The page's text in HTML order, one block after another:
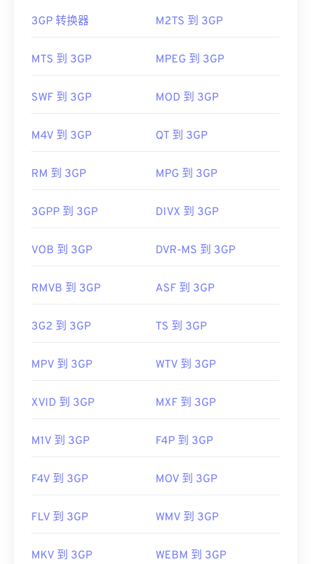
如何打开 3GP 文件？
然 3GP 是为移动设备设计的，但该文件格式在大多
Windows。
本 (Timed Text)
提供字幕和副标题。它不支持交互式
量，请将文件
为 MP4。
开发者：第三代合作伙伴计划（3GPP）
有用的链接：
3GP 转换器 M2TS 到 3GP
MTS 到 3GP MPEG 到 3GP
SWF 到 3GP MOD 到 3GP
M4V 到 3GP QT 到 3GP
RM 到 3GP MPG 到 3GP
3GPP 到 3GP DIVX 到 3GP
VOB 到 3GP DVR-MS 到 3GP
RMVB 到 3GP ASF 到 3GP
3G2 到 3GP TS 到 3GP
MPV 到 3GP WTV 到 3GP
XVID 到 3GP MXF 到 3GP
M1V 到 3GP F4P 到 3GP
F4V 到 3GP MOV 到 3GP
FLV 到 3GP WMV 到 3GP
MKV 到 3GP WEBM 到 3GP